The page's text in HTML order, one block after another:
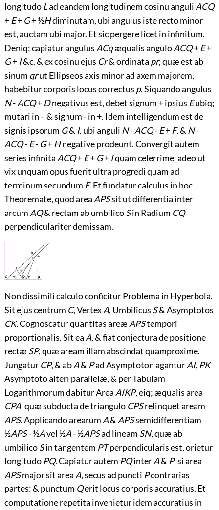
longitudo Lad eandem longitudinem cosinu anguli ACQ
+ E+ G+ ½Hdiminutam, ubi angulus iste recto minor
est, auctam ubi major. Et sic pergere licet in infinitum.
Deniq; capiatur angulus ACqæqualis anguloACQ+ E+
G+ I&c. & ex cosinu ejus Cr& ordinata pr, quæ est ab
sinum qrut Ellipseos axis minor ad axem majorem,
habebitur corporis locus correctus p. Siquando angulus
N-ACQ+ Dnegativus est, debet signum + ipsius Eubiq;
mutari in -, & signum - in +. Idem intelligendum est de
signis ipsorum G& I, ubi anguli N-ACQ- E+ F, & N-
ACQ- E- G+ Hnegative prodeunt. Convergit autem
series infinita ACQ+ E+ G+ Iquam celerrime, adeo ut
vix unquam opus fuerit ultra progredi quam ad
terminum secundum E. Et fundatur calculus in hoc
Theoremate, quod area APSsit ut differentia inter
arcum AQ& rectam ab umbilicoSin Radium CQ
perpendiculariter demissam.
Non dissimili calculo conficitur Problema in Hyperbola.
Sit ejus centrum C, VertexA, Umbilicus S&Asymptotos
CK. Cognoscatur quantitas areæ APStempori
proportionalis. Sit ea A, & fiat conjectura de positione
rectæ SP, quæ aream illam abscindat quamproxime.
Jungatur CP, & abA& Pad Asymptoton aganturAI, PK
Asymptoto alteri parallelæ, & per Tabulam
Logarithmorum dabitur Area AIKP, eiq; æqualis area
CPA, quæ subducta de triangulo CPSrelinquet aream
APS. Applicando arearum A& APSsemidifferentiam
½APS- ½Avel ½A- ½APSad lineam SN, quæ ab
umbilicoSin tangentem PTperpendicularis est, orietur
longitudo PQ. Capiatur autem PQinterA& P, si area
APSmajor sit area A, secus ad puncti Pcontrarias
partes: & punctum Qerit locus corporis accuratius. Et
computatione repetita invenietur idem accuratius in